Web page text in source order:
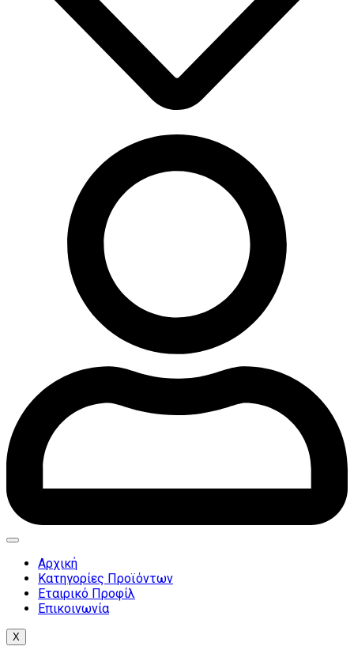
Αρχική
Κατηγορίες Προϊόντων
Εταιρικό Προφίλ
Επικοινωνία
X